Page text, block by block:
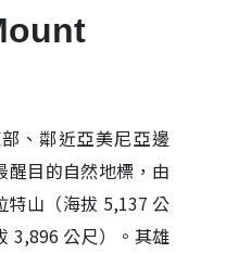
、鄰近亞美尼亞邊
醒目的自然地標，由
特山（海拔 5,137 公
3,896 公尺）。其雄